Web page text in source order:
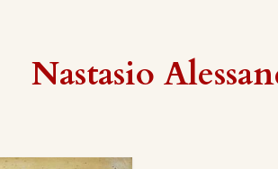
Nastasio